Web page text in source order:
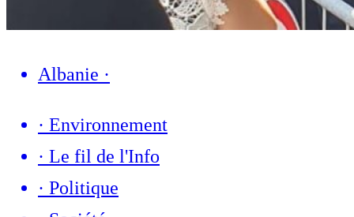
Albanie ·
· Environnement
· Le fil de l'Info
· Politique